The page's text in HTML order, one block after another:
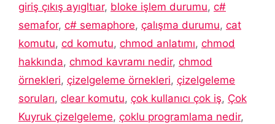
giriş çıkış ayıgltıar, bloke işlem durumu, c#
semafor, c# semaphore, çalışma durumu, cat
komutu, cd komutu, chmod anlatımı, chmod
hakkında, chmod kavramı nedir, chmod
örnekleri, çizelgeleme örnekleri, çizelgeleme
soruları, clear komutu, çok kullanıcı çok iş, Çok
Kuyruk çizelgeleme, çoklu programlama nedir,